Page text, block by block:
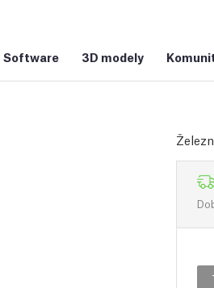
Software 3D modely